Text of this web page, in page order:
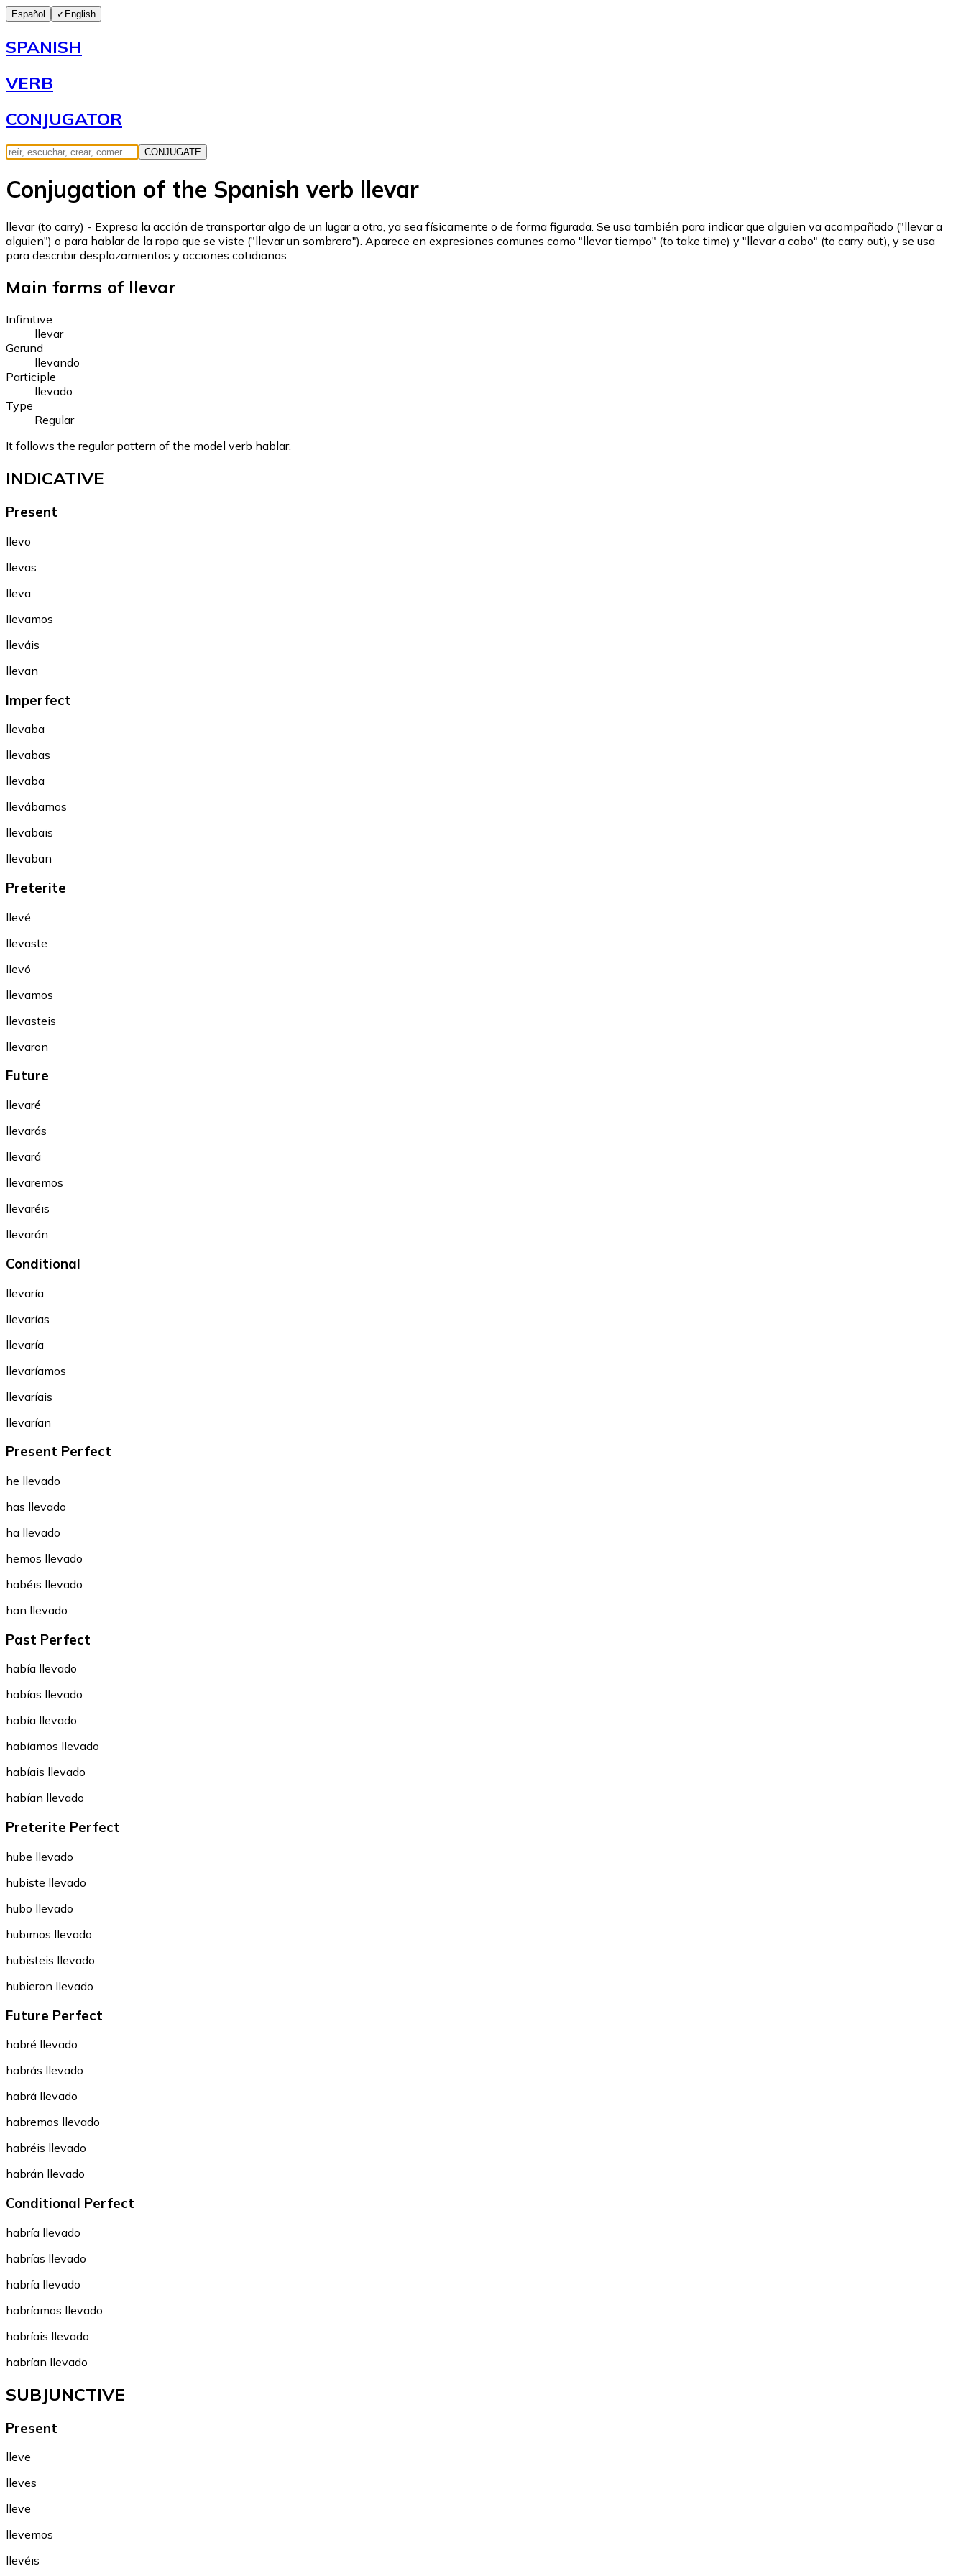
Español ✓ English
SPANISH
VERB
CONJUGATOR
CONJUGATE
Conjugation of the Spanish verb llevar
llevar (to carry) - Expresa la acción de transportar algo de un lugar a otro, ya sea físicamente o de forma figurada. Se usa también para indicar que alguien va acompañado ("llevar a
alguien") o para hablar de la ropa que se viste ("llevar un sombrero"). Aparece en expresiones comunes como "llevar tiempo" (to take time) y "llevar a cabo" (to carry out), y se usa
para describir desplazamientos y acciones cotidianas.
Main forms of llevar
Infinitive
llevar
Gerund
llevando
Participle
llevado
Type
Regular
It follows the regular pattern of the model verb hablar.
INDICATIVE
Present
llevo
llevas
lleva
llevamos
lleváis
llevan
Imperfect
llevaba
llevabas
llevaba
llevábamos
llevabais
llevaban
Preterite
llevé
llevaste
llevó
llevamos
llevasteis
llevaron
Future
llevaré
llevarás
llevará
llevaremos
llevaréis
llevarán
Conditional
llevaría
llevarías
llevaría
llevaríamos
llevaríais
llevarían
Present Perfect
he llevado
has llevado
ha llevado
hemos llevado
habéis llevado
han llevado
Past Perfect
había llevado
habías llevado
había llevado
habíamos llevado
habíais llevado
habían llevado
Preterite Perfect
hube llevado
hubiste llevado
hubo llevado
hubimos llevado
hubisteis llevado
hubieron llevado
Future Perfect
habré llevado
habrás llevado
habrá llevado
habremos llevado
habréis llevado
habrán llevado
Conditional Perfect
habría llevado
habrías llevado
habría llevado
habríamos llevado
habríais llevado
habrían llevado
SUBJUNCTIVE
Present
lleve
lleves
lleve
llevemos
llevéis